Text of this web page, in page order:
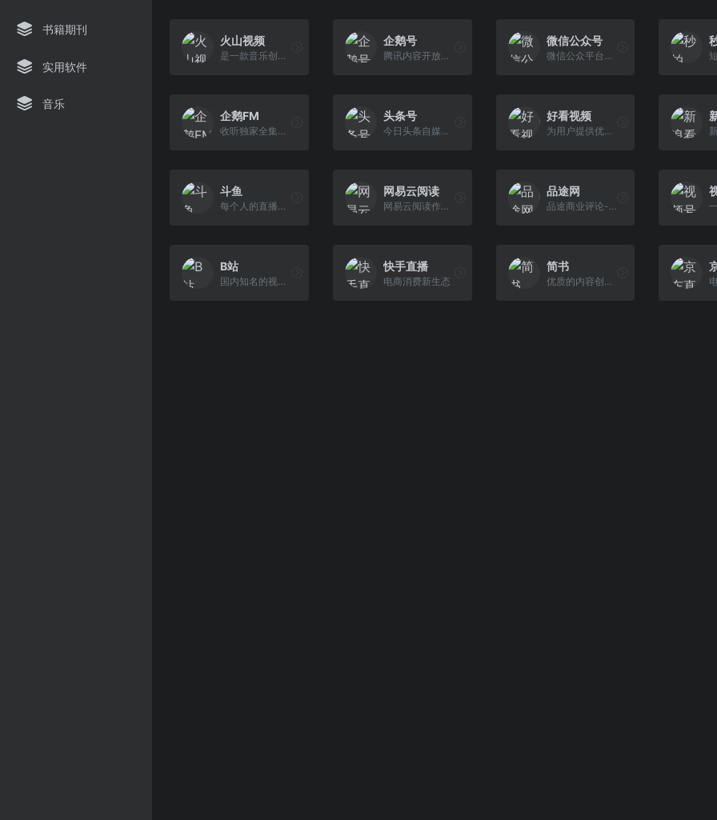
书籍期刊
实用软件
音乐
火山视频
是一款音乐创意短视频社交软件
企鹅号
腾讯内容开放平台
微信公众号
微信公众平台，给个人、企业和组织提供业务服务与用户管理能力的全新服务平台
企鹅FM
收听独家全集有声小说在线播客
头条号
今日头条自媒体平台
好看视频
为用户提供优质的视频内容与观看体验
斗鱼
每个人的直播平台
网易云阅读
网易云阅读作者中心
品途网
品途商业评论-媒体激发产业创新
B站
国内知名的视频弹幕网站
快手直播
电商消费新生态
简书
优质的内容创作社区。